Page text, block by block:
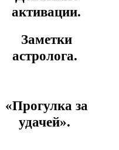
активации.
Заметки
астролога.
«Прогулка за
удачей».